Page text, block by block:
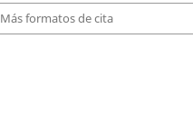
Más formatos de cita